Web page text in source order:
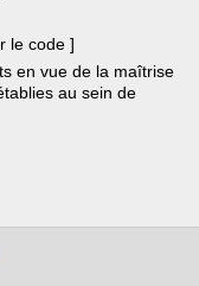
le code ]
en vue de la maîtrise
au sein de